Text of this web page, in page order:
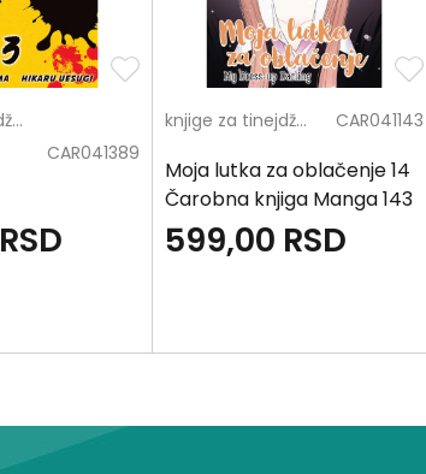
knjige za tinejdžere
CAR041389
RSD
knjige za tinejdžere CAR041143
Moja lutka za oblačenje 14
Čarobna knjiga Manga 143
599,00 RSD